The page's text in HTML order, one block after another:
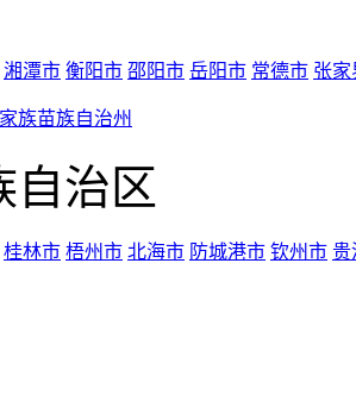
湘潭市 衡阳市 邵阳市 岳阳市 常德市 张家
族苗族自治州
自治区
桂林市 梧州市 北海市 防城港市 钦州市 贵